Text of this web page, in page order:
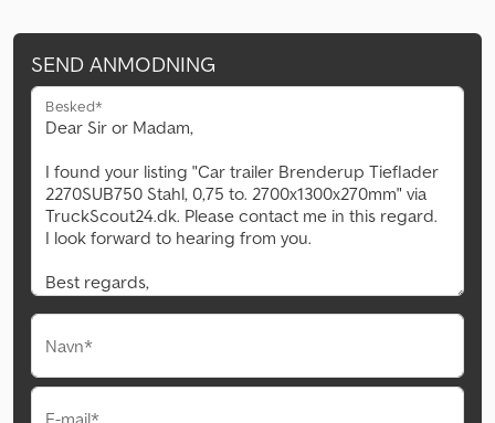
SEND ANMODNING
Besked*
Navn*